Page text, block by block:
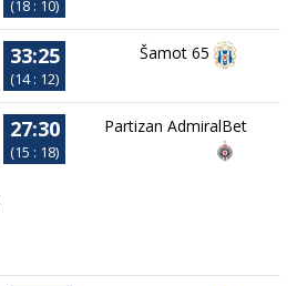
(18 : 10)
33:25
(14 : 12)
Šamot 65
27:30
(15 : 18)
Partizan AdmiralBet